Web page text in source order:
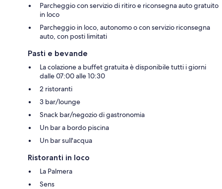
Parcheggio con servizio di ritiro e riconsegna auto gratuito
in loco
Parcheggio in loco, autonomo o con servizio riconsegna
auto, con posti limitati
Pasti e bevande
La colazione a buffet gratuita è disponibile tutti i giorni
dalle 07:00 alle 10:30
2 ristoranti
3 bar/lounge
Snack bar/negozio di gastronomia
Un bar a bordo piscina
Un bar sull'acqua
Ristoranti in loco
La Palmera
Sens